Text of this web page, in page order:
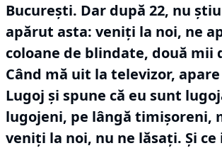
Bucureşti. Dar după 22, nu
apărut asta: veniţi la noi, ne
coloane de blindate, două mii
Când mă uit la televizor,
Lugoj şi spune că eu sunt
lugojeni, pe lângă timișoreni,
veniţi la noi, nu ne lăsaţi. Şi ce